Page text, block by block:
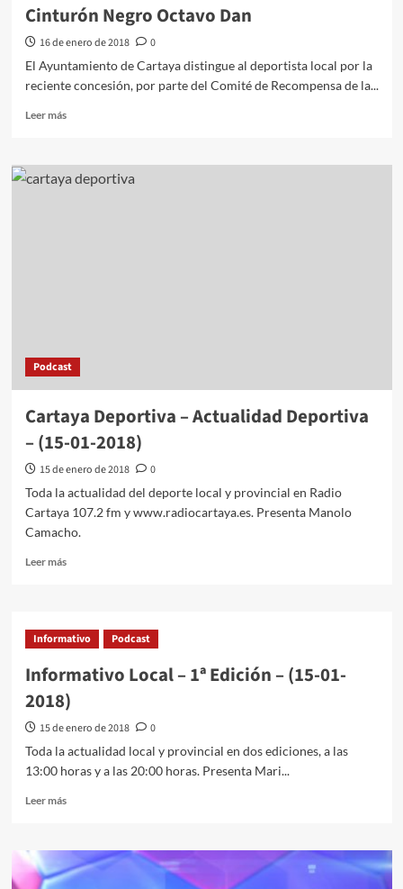
Cinturón Negro Octavo Dan
16 de enero de 2018
0
El Ayuntamiento de Cartaya distingue al deportista local por la
reciente concesión, por parte del Comité de Recompensa de la...
Leer más
Podcast
Cartaya Deportiva – Actualidad Deportiva
– (15-01-2018)
15 de enero de 2018
0
Toda la actualidad del deporte local y provincial en Radio
Cartaya 107.2 fm y www.radiocartaya.es. Presenta Manolo
Camacho.
Leer más
Informativo Podcast
Informativo Local – 1ª Edición – (15-01-
2018)
15 de enero de 2018
0
Toda la actualidad local y provincial en dos ediciones, a las
13:00 horas y a las 20:00 horas. Presenta Mari...
Leer más